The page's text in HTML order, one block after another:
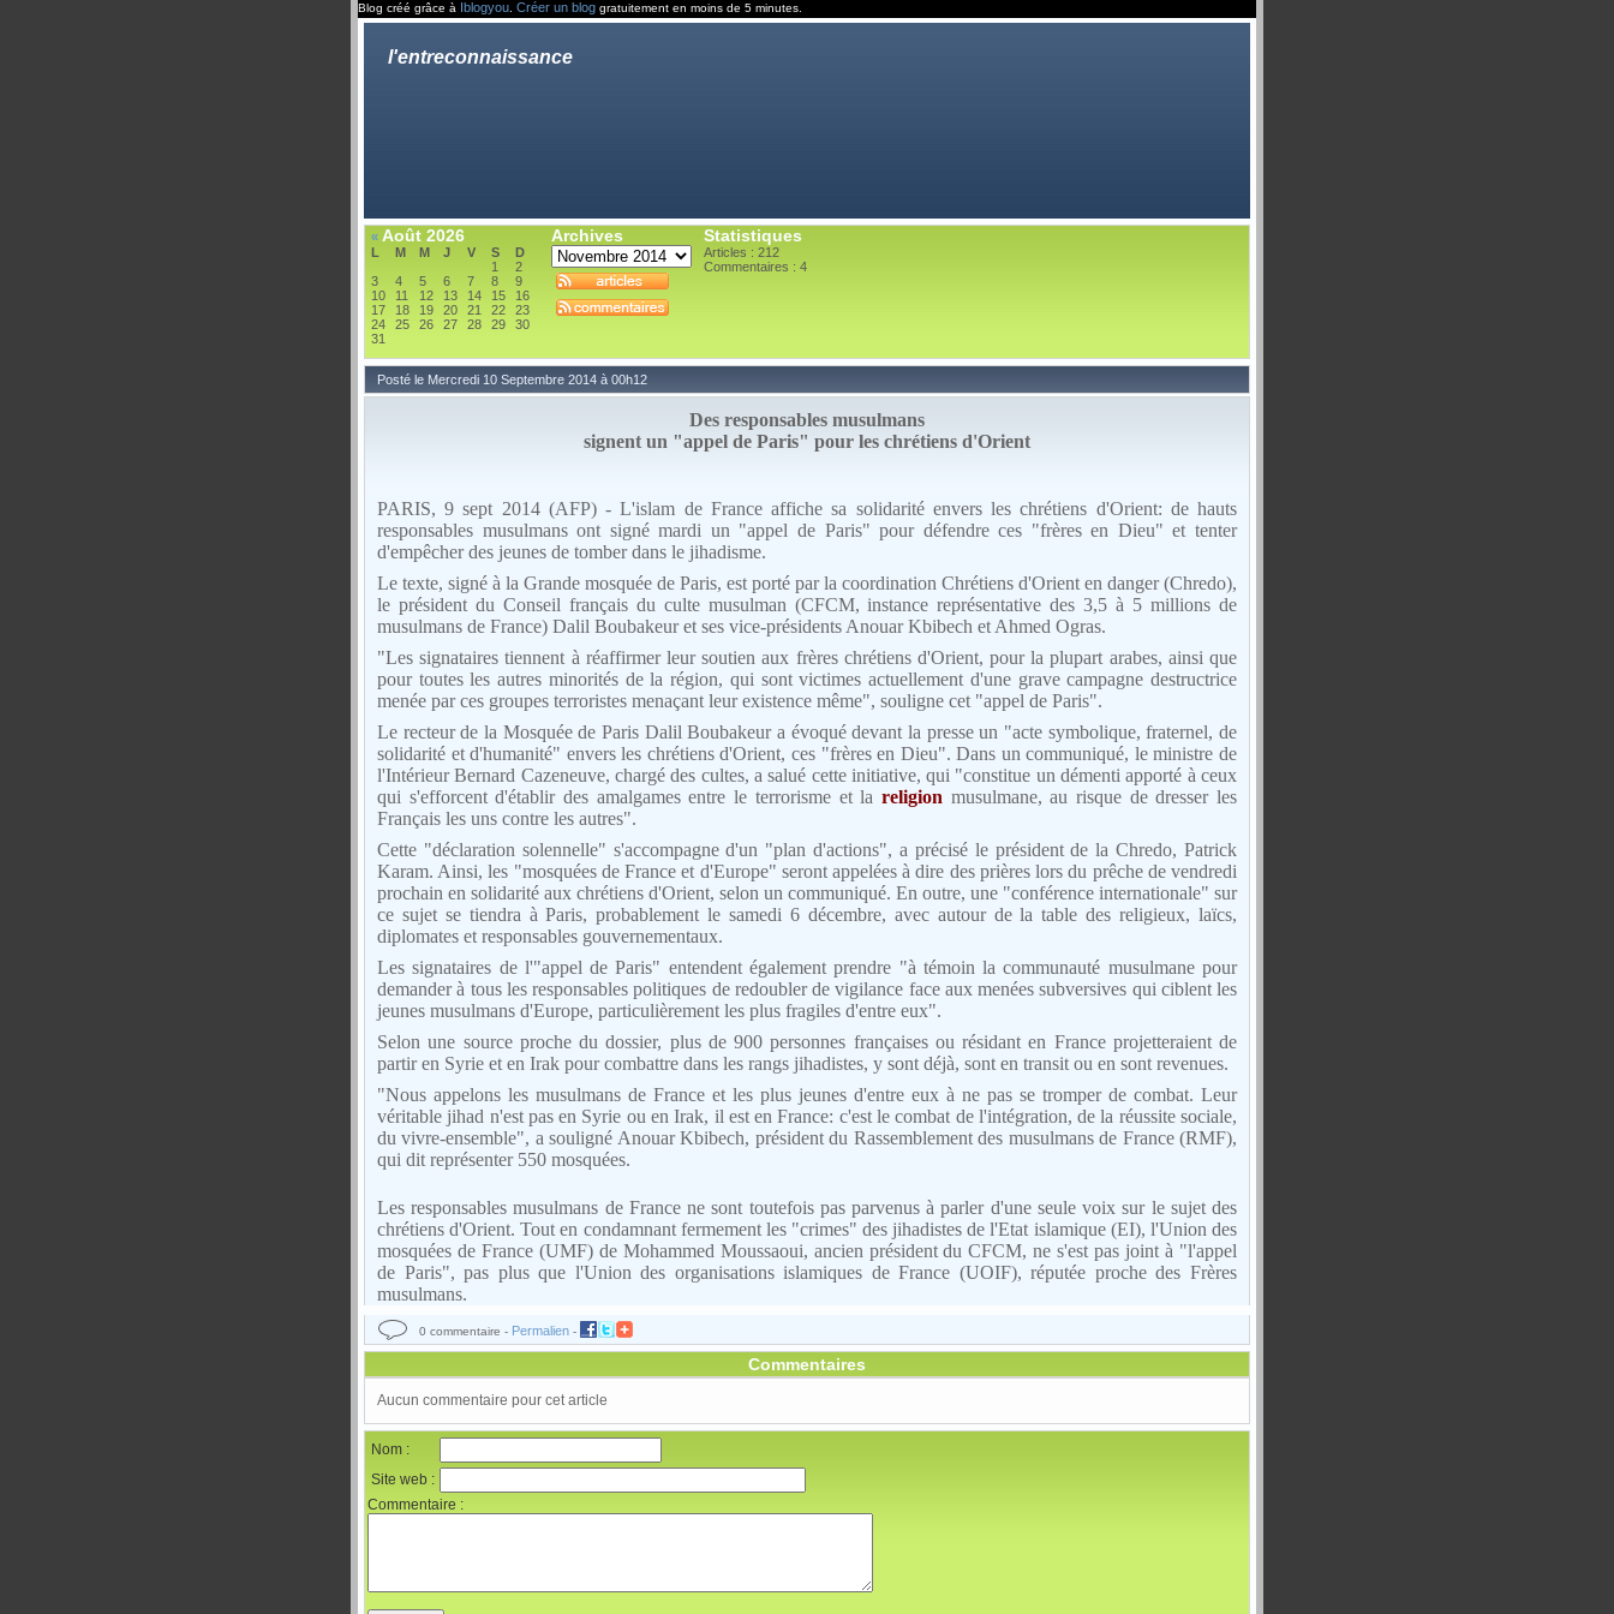
Blog créé grâce à Iblogyou Créer un blog gratuitement en moins de 5 minutes.
l'entreconnaissance
« Août 2026
L M M J V S
D
1
2
3
4 5 6 7 8
9
10
11 12 13 14 15
16
17
18 19 20 21 22
23
24
25 26 27 28 29
30
31
Archives Statistiques
Articles : 212
Commentaires : 4
Posté le Mercredi 10 Septembre 2014 à 00h12
Des responsables musulmans
signent un "appel de Paris" pour les chrétiens d'Orient
PARIS, 9 sept 2014 (AFP) - L'islam de France affiche sa solidarité envers les chrétiens d'Orient: de hauts
responsables musulmans ont signé mardi un "appel de Paris" pour défendre ces "frères en Dieu" et tenter
d'empêcher des jeunes de tomber dans le jihadisme.
Le texte, signé à la Grande mosquée de Paris, est porté par la coordination Chrétiens d'Orient en danger (Chredo),
le président du Conseil français du culte musulman (CFCM, instance représentative des 3,5 à 5 millions de
musulmans de France) Dalil Boubakeur et ses vice-présidents Anouar Kbibech et Ahmed Ogras.
"Les signataires tiennent à réaffirmer leur soutien aux frères chrétiens d'Orient, pour la plupart arabes, ainsi que
pour toutes les autres minorités de la région, qui sont victimes actuellement d'une grave campagne destructrice
menée par ces groupes terroristes menaçant leur existence même", souligne cet "appel de Paris".
Le recteur de la Mosquée de Paris Dalil Boubakeur a évoqué devant la presse un "acte symbolique, fraternel, de
solidarité et d'humanité" envers les chrétiens d'Orient, ces "frères en Dieu". Dans un communiqué, le ministre de
l'Intérieur Bernard Cazeneuve, chargé des cultes, a salué cette initiative, qui "constitue un démenti apporté à ceux
qui s'efforcent d'établir des amalgames entre le terrorisme et la religion musulmane, au risque de dresser les
Français les uns contre les autres".
Cette "déclaration solennelle" s'accompagne d'un "plan d'actions", a précisé le président de la Chredo, Patrick
Karam. Ainsi, les "mosquées de France et d'Europe" seront appelées à dire des prières lors du prêche de vendredi
prochain en solidarité aux chrétiens d'Orient, selon un communiqué. En outre, une "conférence internationale" sur
ce sujet se tiendra à Paris, probablement le samedi 6 décembre, avec autour de la table des religieux, laïcs,
diplomates et responsables gouvernementaux.
Les signataires de l'"appel de Paris" entendent également prendre "à témoin la communauté musulmane pour
demander à tous les responsables politiques de redoubler de vigilance face aux menées subversives qui ciblent les
jeunes musulmans d'Europe, particulièrement les plus fragiles d'entre eux".
Selon une source proche du dossier, plus de 900 personnes françaises ou résidant en France projetteraient de
partir en Syrie et en Irak pour combattre dans les rangs jihadistes, y sont déjà, sont en transit ou en sont revenues.
"Nous appelons les musulmans de France et les plus jeunes d'entre eux à ne pas se tromper de combat. Leur
véritable jihad n'est pas en Syrie ou en Irak, il est en France: c'est le combat de l'intégration, de la réussite sociale,
du vivre-ensemble", a souligné Anouar Kbibech, président du Rassemblement des musulmans de France (RMF),
qui dit représenter 550 mosquées.
Les responsables musulmans de France ne sont toutefois pas parvenus à parler d'une seule voix sur le sujet des
chrétiens d'Orient. Tout en condamnant fermement les "crimes" des jihadistes de l'Etat islamique (EI), l'Union des
mosquées de France (UMF) de Mohammed Moussaoui, ancien président du CFCM, ne s'est pas joint à "l'appel
de Paris", pas plus que l'Union des organisations islamiques de France (UOIF), réputée proche des Frères
musulmans.
0 commentaire - Permalien -
Commentaires
Aucun commentaire pour cet article
Nom :
Site web :
Commentaire :